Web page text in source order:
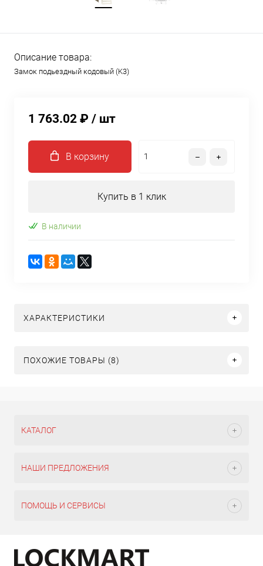
Описание товара:
Замок подьездный кодовый (K3)
1 763.02 ₽ / шт
В корзину
Купить в 1 клик
В наличии
ХАРАКТЕРИСТИКИ
ПОХОЖИЕ ТОВАРЫ (8)
КАТАЛОГ
НАШИ ПРЕДЛОЖЕНИЯ
ПОМОЩЬ И СЕРВИСЫ